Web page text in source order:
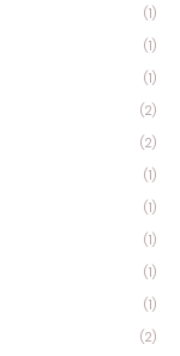
(1)
(1)
(1)
(2)
(2)
(1)
(1)
(1)
(1)
(1)
(2)